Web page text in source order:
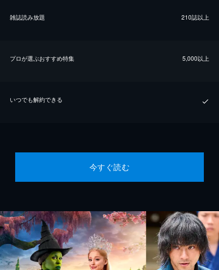
雑誌読み放題 210誌以上
プロが選ぶおすすめ特集 5,000以上
いつでも解約できる
今すぐ読む